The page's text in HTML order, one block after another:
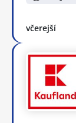
včerejší